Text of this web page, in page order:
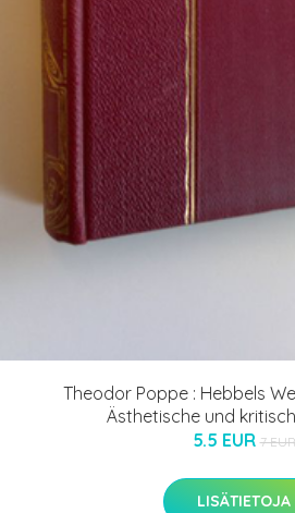
Theodor Poppe : Hebbels
Ästhetische und
5.5 EUR 7 EUR
LISÄTIETOJA